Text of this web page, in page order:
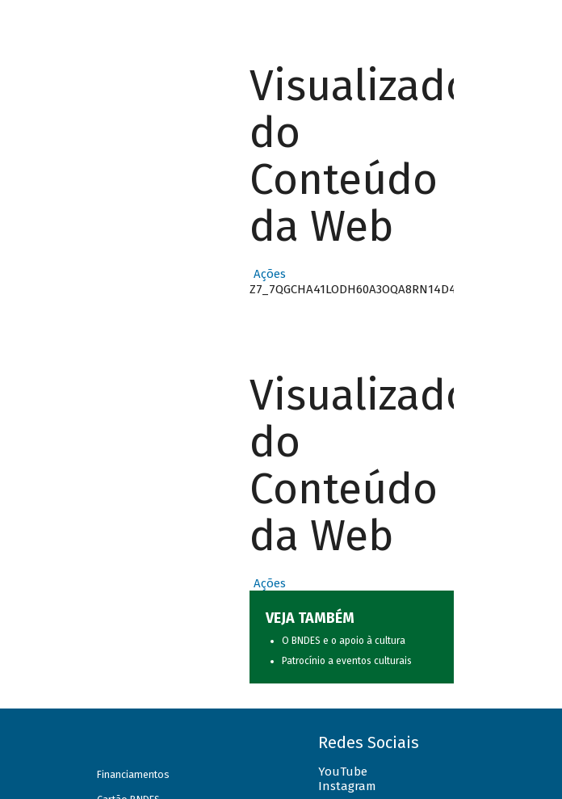
Visualizador
do
Conteúdo
da Web
Ações
Z7_7QGCHA41LODH60A3OQA8RN14D4
Visualizador
do
Conteúdo
da Web
Ações
VEJA TAMBÉM
O BNDES e o apoio à cultura
Patrocínio a eventos culturais
Financiamentos
Redes Sociais
YouTube
Instagram